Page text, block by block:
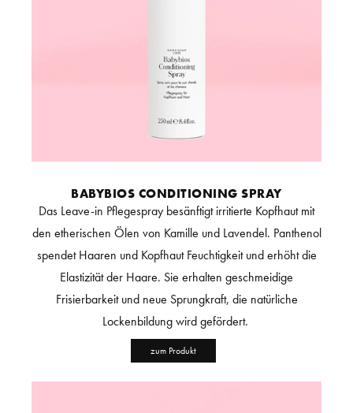
BABYBIOS CONDITIONING SPRAY
Das Leave-in Pflegespray besänftigt irritierte Kopfhaut mit
den etherischen Ölen von Kamille und Lavendel. Panthenol
spendet Haaren und Kopfhaut Feuchtigkeit und erhöht die
Elastizität der Haare. Sie erhalten geschmeidige
Frisierbarkeit und neue Sprungkraft, die natürliche
Lockenbildung wird gefördert.
zum Produkt